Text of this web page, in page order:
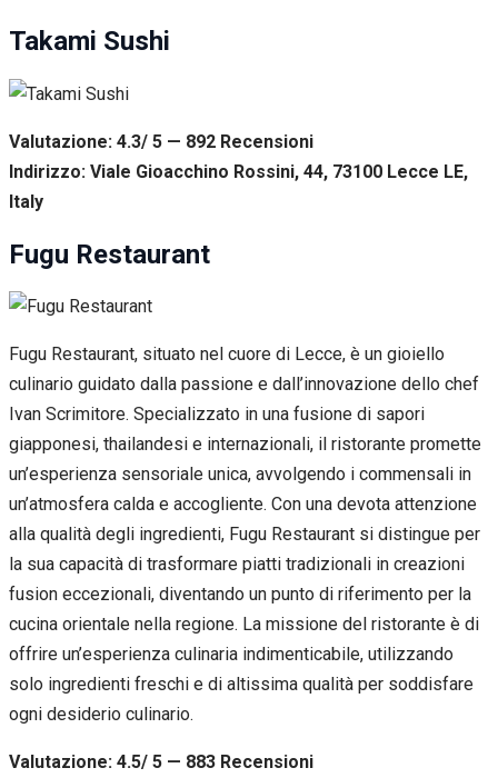
Takami Sushi
Valutazione: 4.3/ 5 — 892 Recensioni
Indirizzo: Viale Gioacchino Rossini, 44, 73100 Lecce LE,
Italy
Fugu Restaurant
Fugu Restaurant, situato nel cuore di Lecce, è un gioiello
culinario guidato dalla passione e dall’innovazione dello chef
Ivan Scrimitore. Specializzato in una fusione di sapori
giapponesi, thailandesi e internazionali, il ristorante promette
un’esperienza sensoriale unica, avvolgendo i commensali in
un’atmosfera calda e accogliente. Con una devota attenzione
alla qualità degli ingredienti, Fugu Restaurant si distingue per
la sua capacità di trasformare piatti tradizionali in creazioni
fusion eccezionali, diventando un punto di riferimento per la
cucina orientale nella regione. La missione del ristorante è di
offrire un’esperienza culinaria indimenticabile, utilizzando
solo ingredienti freschi e di altissima qualità per soddisfare
ogni desiderio culinario.
Valutazione: 4.5/ 5 — 883 Recensioni